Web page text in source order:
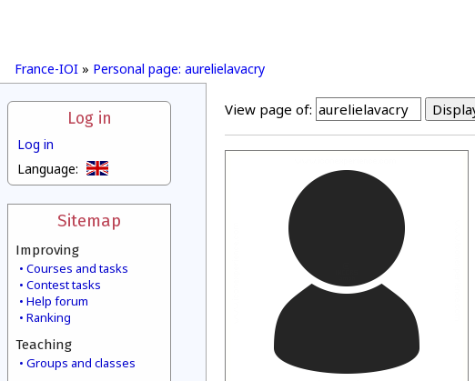
France-IOI » Personal page: aurelielavacry
Log in
Log in
Language:
Sitemap
Improving
Courses and tasks
Contest tasks
Help forum
Ranking
Teaching
Groups and classes
View page of: